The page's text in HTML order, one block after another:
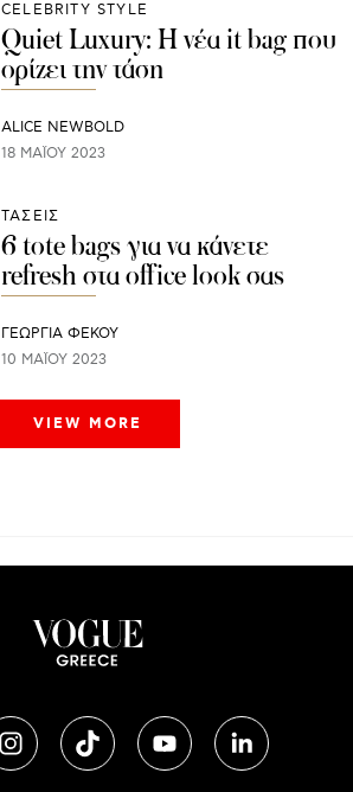
CELEBRITY STYLE
Quiet Luxury: Η νέα it bag που
ορίζει την τάση
ALICE NEWBOLD
18 ΜΑΪ́ΟΥ 2023
ΤΑΣΕΙΣ
6 tote bags για να κάνετε
refresh στα office look σας
ΓΕΩΡΓΙΑ ΦΕΚΟΥ
10 ΜΑΪ́ΟΥ 2023
VIEW MORE